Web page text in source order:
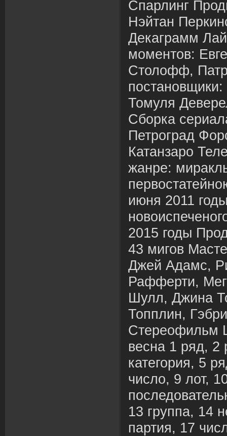
Спарлинг
Нэйтан
Декаграмм
моментов:
Столофф,
Томуля
Сборка
Петроград
Катанзаро
жанре:
июня 2011
2015 годы
43 мигов
Джей Адамс,
Рафферти,
Шулл, Джина
Топплин,
Стереофильм
весна 1 ряд, 2
категория, 5
число, 9 лот,
13 группа, 14
партия, 17